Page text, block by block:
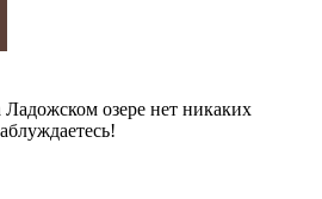
озере нет никаких